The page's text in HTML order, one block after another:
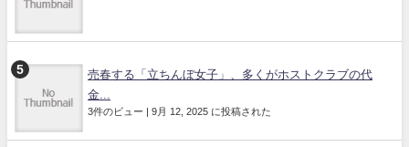
売春する「立ちんぼ女子」、多くがホストクラブの代
金...
3件のビュー 9月 12, 2025 に投稿された